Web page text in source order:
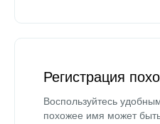
Регистрация
Воспользуйтесь
похожее имя может